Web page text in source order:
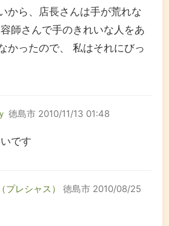
から、店長さんは手が荒れな
師さんで手のきれいな人をあ
かったので、 私はそれにびっ
徳島市 2010/11/13 01:48
です
レシャス） 徳島市 2010/08/25